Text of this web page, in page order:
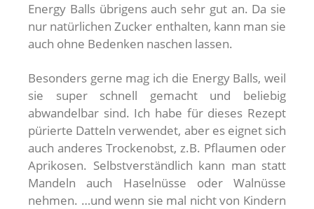
Energy Balls übrigens auch sehr gut an. Da sie
nur natürlichen Zucker enthalten, kann man sie
auch ohne Bedenken naschen lassen.
Besonders gerne mag ich die Energy Balls, weil
sie super schnell gemacht und beliebig
abwandelbar sind. Ich habe für dieses Rezept
pürierte Datteln verwendet, aber es eignet sich
auch anderes Trockenobst, z.B. Pflaumen oder
Aprikosen. Selbstverständlich kann man statt
Mandeln auch Haselnüsse oder Walnüsse
nehmen. …und wenn sie mal nicht von Kindern